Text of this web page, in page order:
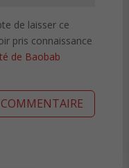
de laisser ce
pris connaissance
de Baobab